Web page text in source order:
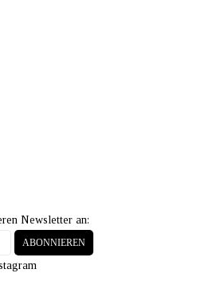
Newsletter an:
ABONNIEREN